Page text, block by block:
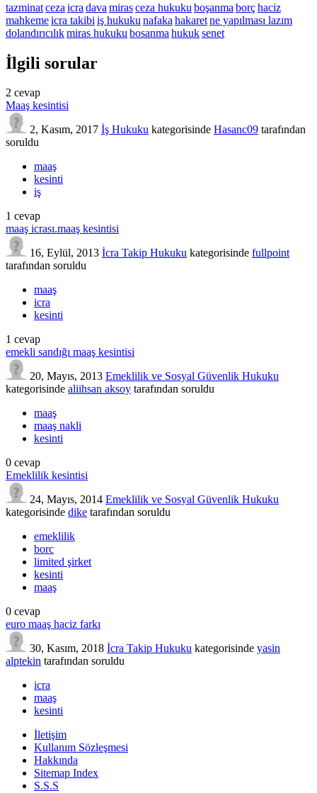
tazminatceza icra dava mirasceza hukuku boşanma borçhaciz
mahkemeicra takibi iş hukuku nafaka hakaretne yapılması lazım
dolandırıcılıkmiras hukuku bosanma hukuksenet
İlgili sorular
2 cevap
Maaş kesintisi
2, Kasım, 2017 İş Hukuku kategorisinde Hasanc09 tarafından
soruldu
maaş
kesinti
iş
1 cevap
maaş icrası.maaş kesintisi
16, Eylül, 2013 İcra Takip Hukuku kategorisinde fullpoint
tarafından soruldu
maaş
icra
kesinti
1 cevap
emekli sandığı maaş kesintisi
20, Mayıs, 2013 Emeklilik ve Sosyal Güvenlik Hukuku
kategorisinde aliihsan aksoy tarafından soruldu
maaş
maaş nakli
kesinti
0 cevap
Emeklilik kesintisi
24, Mayıs, 2014 Emeklilik ve Sosyal Güvenlik Hukuku
kategorisinde dike tarafından soruldu
emeklilik
borc
limited şirket
kesinti
maaş
0 cevap
euro maaş haciz farkı
30, Kasım, 2018 İcra Takip Hukuku kategorisinde yasin
alptekin tarafından soruldu
icra
maaş
kesinti
İletişim
Kullanım Sözleşmesi
Hakkında
Sitemap Index
S.S.S